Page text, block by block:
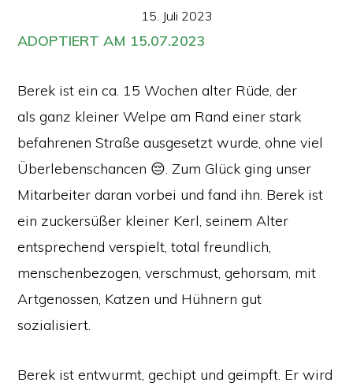
15. Juli 2023
ADOPTIERT AM 15.07.2023
Berek ist ein ca. 15 Wochen alter Rüde, der
als ganz kleiner Welpe am Rand einer stark
befahrenen Straße ausgesetzt wurde, ohne viel
Überlebenschancen 😔. Zum Glück ging unser
Mitarbeiter daran vorbei und fand ihn. Berek ist
ein zuckersüßer kleiner Kerl, seinem Alter
entsprechend verspielt, total freundlich,
menschenbezogen, verschmust, gehorsam, mit
Artgenossen, Katzen und Hühnern gut
sozialisiert.
Berek ist entwurmt, gechipt und geimpft. Er wird